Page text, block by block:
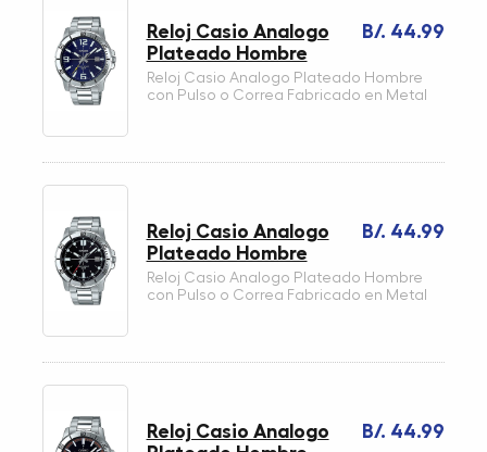
B/. 44.99
Reloj Casio Analogo
Plateado Hombre
Reloj Casio Analogo Plateado Hombre
con Pulso o Correa Fabricado en Metal
B/. 44.99
Reloj Casio Analogo
Plateado Hombre
Reloj Casio Analogo Plateado Hombre
con Pulso o Correa Fabricado en Metal
B/. 44.99
Reloj Casio Analogo